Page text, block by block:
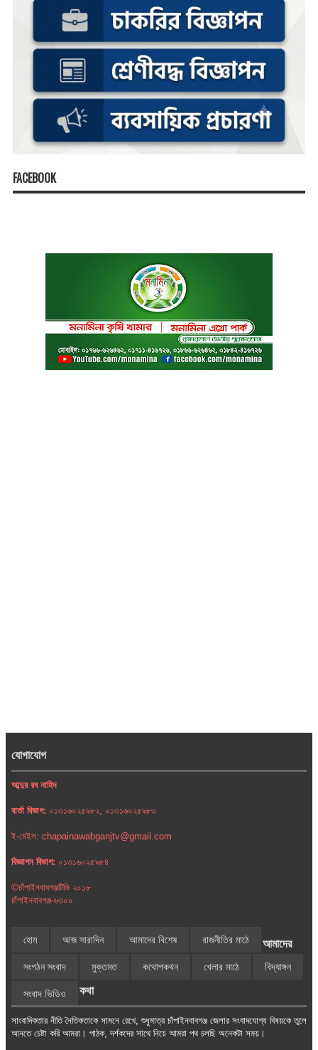
FACEBOOK
যোগাযোগ
আব্দুর রব নাহিদ
বার্তা বিভাগ: ০১৩১৬০২৫৯৮২, ০১৩১৬০২৫৯৮৩
ই-মেইল: chapainawabganjtv@gmail.com
বিজ্ঞাপন বিভাগ: ০১৩১৬০২৫৯৮৪
©চাঁপাইনবাবগঞ্জটিভি ২০১৮
চাঁপাইনবাবগঞ্জ-৬৩০০
হোম আজ সারাদিন আমাদের বিশেষ রাজনীতির মাঠে
সংগঠন সংবাদ মুক্তমত কথোপকথন খেলার মাঠে বিদ্যাঙ্গন
সংবাদ ভিডিও
আমাদের
কথা
সাংবাদিকতার নীতি নৈতিকতাকে সামনে রেখে, শুধুমাত্র চাঁপাইনবাবগঞ্জ জেলার সংবাদযোগ্য বিষয়কে তুলে
আনতে চেষ্টা করি আমরা। পাঠক, দর্শকদের সাথে নিয়ে আমরা পথ চলছি অনেকটা সময়।